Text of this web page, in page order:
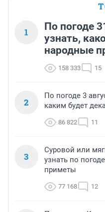
1
По погоде
узнать,
народные
158 333 15
2
По погоде 3
каким будет
86 822 11
3
Суровой или
узнать по
приметы
77 168 12